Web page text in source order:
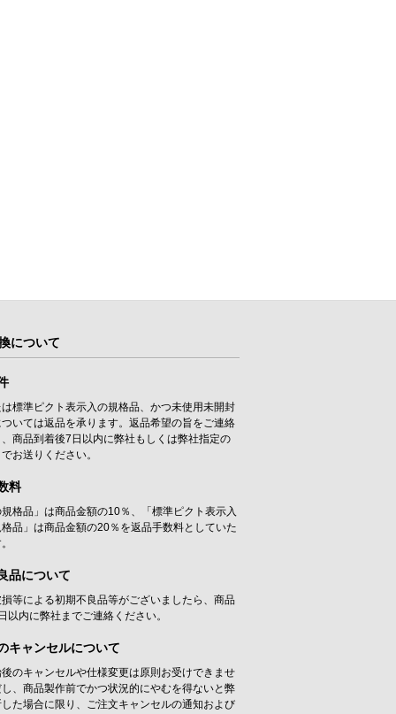
について
標準ピクト表示入の規格品、かつ未使用未開封
いては返品を承ります。返品希望の旨をご連絡
商品到着後7日以内に弊社もしくは弊社指定の
お送りください。
料
格品」は商品金額の10％、「標準ピクト表示入
品」は商品金額の20％を返品手数料としていた
品について
等による初期不良品等がございましたら、商品
以内に弊社までご連絡ください。
キャンセルについて
のキャンセルや仕様変更は原則お受けできませ
、商品製作前でかつ状況的にやむを得ないと弊
た場合に限り、ご注文キャンセルの通知および